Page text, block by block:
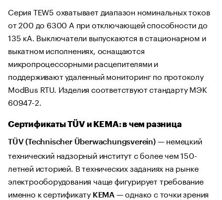
Серия TEW5 охватывает диапазон номинальных токов
от 200 до 6300 А при отключающей способности до
135 кА. Выключатели выпускаются в стационарном и
выкатном исполнениях, оснащаются
микропроцессорными расцепителями и
поддерживают удаленный мониторинг по протоколу
ModBus RTU. Изделия соответствуют стандарту МЭК
60947-2.
Сертификаты TÜV и KEMA: в чем разница
TÜV (Technischer Überwachungsverein)— немецкий
технический надзорный институт с более чем 150-
летней историей. В технических заданиях на рынке
электрооборудования чаще фигурирует требование
именно к сертификату KEMA — однако с точки зрения